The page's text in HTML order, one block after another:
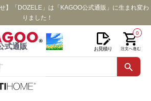
】「DOZELE」は「KAGOO公式通販」に生まれ変わ
りました！
式通販 お見積り
0
注文へ進む